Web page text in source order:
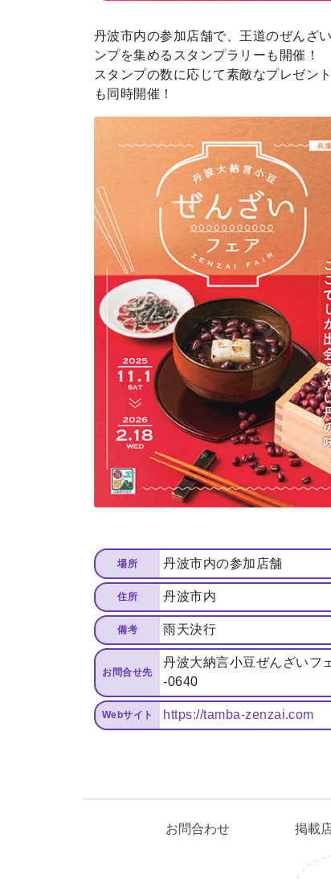
丹波市内の参加店舗で、王道のぜんざ
ンプを集めるスタンプラリーも開催！
スタンプの数に応じて素敵なプレゼン
も同時開催！
場所 丹波市内の参加店舗
住所 丹波市内
備考 雨天決行
お問合せ先
丹波大納言小豆ぜんざいフ
-0640
Webサイト https://tamba-zenzai.com
お問合わせ 掲載